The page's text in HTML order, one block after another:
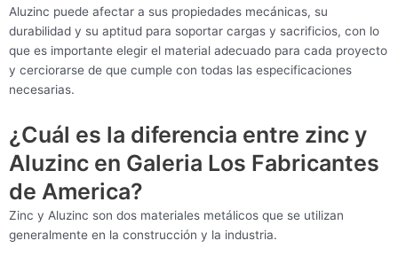
Aluzinc puede afectar a sus propiedades mecánicas, su
durabilidad y su aptitud para soportar cargas y sacrificios, con lo
que es importante elegir el material adecuado para cada proyecto
y cerciorarse de que cumple con todas las especificaciones
necesarias.
¿Cuál es la diferencia entre zinc y
Aluzinc en Galeria Los Fabricantes
de America?
Zinc y Aluzinc son dos materiales metálicos que se utilizan
generalmente en la construcción y la industria.